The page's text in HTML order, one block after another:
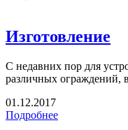
Изготовление
С недавних пор для
различных ограждений,
01.12.2017
Подробнее